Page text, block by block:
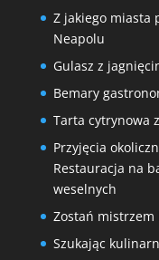
Z jakiego miasta
Neapolu
Gulasz z
Bemary
Tarta cytrynowa
Przyjęcia
Restauracja na
weselnych
Zostań mistrzem
Szukając